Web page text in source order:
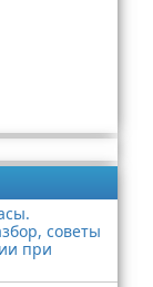
советы
при